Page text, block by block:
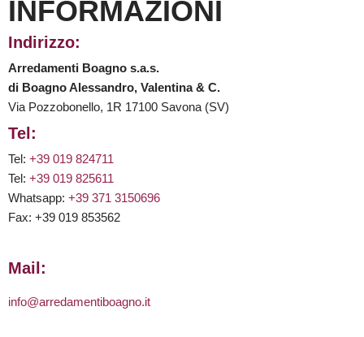
INFORMAZIONI
Indirizzo:
Arredamenti Boagno s.a.s.
di Boagno Alessandro, Valentina & C.
Via Pozzobonello, 1R 17100 Savona (SV)
Tel:
Tel: +39 019 824711
Tel: +39 019 825611
Whatsapp: +39 371 3150696
Fax: +39 019 853562
Mail:
info@arredamentiboagno.it